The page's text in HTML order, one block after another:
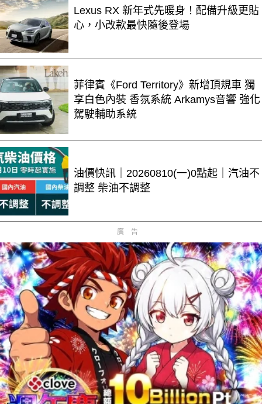
Lexus RX 新年式先暖身！配備升級更貼
心，小改款最快隨後登場
菲律賓《Ford Territory》新增頂規車 獨
享白色內裝 香氛系統 Arkamys音響 強化
駕駛輔助系統
油價快訊｜20260810(一)0點起｜汽油不
調整 柴油不調整
廣告